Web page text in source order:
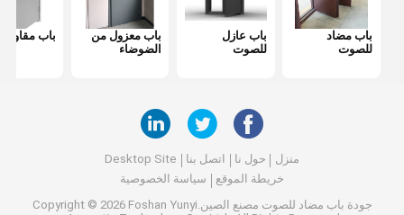
صندوق اجتماعات المكتب
غطاء المكتب المتحرك
باب مضاد
للصوت
باب عازل
للصوت
باب معزول من
الضوضاء
باب مقاوم
منزل حول نا اتصل بنا
Desktop Site
خريطة الموقع
سياسة الخصوصية
جودة باب مضاد للصوت
مصنع الصين.Copyright © 2026 Foshan Yunyi